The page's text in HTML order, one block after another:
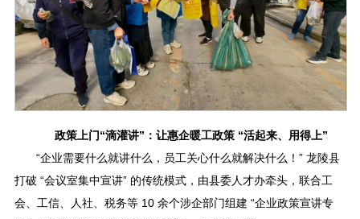
政策上门“滴灌讲”：让惠企暖工政策 “活起来、用得上”
“企业需要什么就讲什么，员工关心什么就解决什么！” 龙陵县
打破 “会议室集中宣讲” 的传统模式，由县委人才办牵头，联合工
会、工信、人社、税务等 10 余个涉企部门组建 “企业政策宣讲专